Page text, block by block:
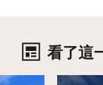
看了這